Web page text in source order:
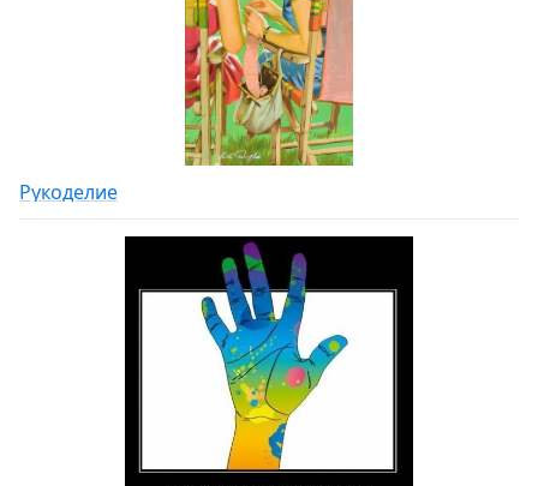
Рукоделие